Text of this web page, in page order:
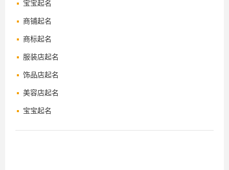
宝宝起名
商铺起名
商标起名
服装店起名
饰品店起名
美容店起名
宝宝起名